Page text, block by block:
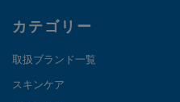
カテゴリー
取扱ブランド一覧
スキンケア